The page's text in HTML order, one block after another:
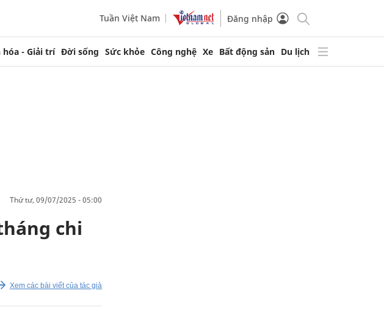
Tuần Việt Nam Đăng nhập
hóa - Giải trí Đời sống Sức khỏe Công nghệ Xe Bất động sản Du lịch
thứ tư, 09/07/2025 - 05:00
chi
Xem các bài viết của tác giả